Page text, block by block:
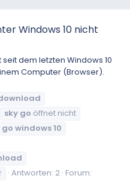
Windows 10 nicht
dem letzten Windows 10
Computer (Browser).
sky go öffnet nicht
go windows10
Antworten: 2 Forum: